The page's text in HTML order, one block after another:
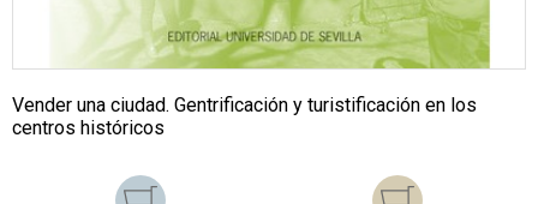
Vender una ciudad. Gentrificación y turistificación en los
centros históricos